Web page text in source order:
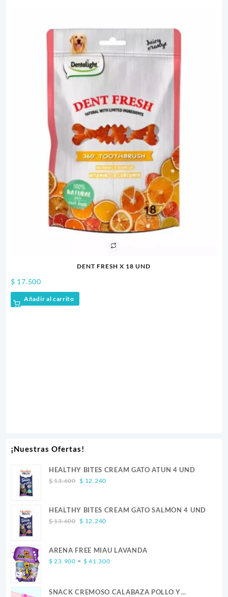
DENT FRESH X 18 UND
¡Nuestras Ofertas!
HEALTHY BITES CREAM GATO ATUN 4 UND
$13.600 Original
$ 13.600.
$ 12.240Current
$ 12.240.
HEALTHY BITES CREAM GATO SALMON 4 UND
$13.600 Original
$ 13.600.
$ 12.240Current
$ 12.240.
ARENA FREE MIAU LAVANDA
$ 23.900 – $ 41.300Price
through
SNACK CREMOSO CALABAZA POLLO Y